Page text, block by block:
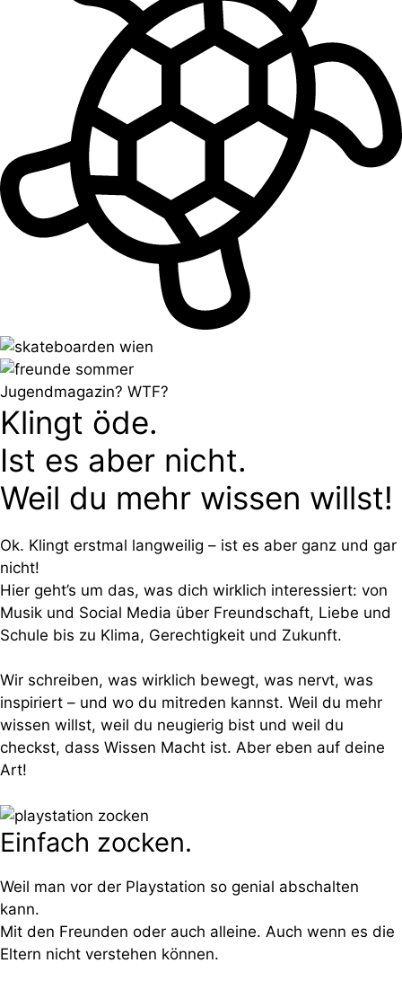
Jugendmagazin? WTF?
Klingt öde.
Ist es aber nicht.
Weil du mehr wissen willst!
Ok. Klingt erstmal langweilig – ist es aber ganz und gar
nicht!
Hier geht’s um das, was dich wirklich interessiert: von
Musik und Social Media über Freundschaft, Liebe und
Schule bis zu Klima, Gerechtigkeit und Zukunft.
Wir schreiben, was wirklich bewegt, was nervt, was
inspiriert – und wo du mitreden kannst. Weil du mehr
wissen willst, weil du neugierig bist und weil du
checkst, dass Wissen Macht ist. Aber eben auf deine
Art!
Einfach zocken.
Weil man vor der Playstation so genial abschalten
kann.
Mit den Freunden oder auch alleine. Auch wenn es die
Eltern nicht verstehen können.